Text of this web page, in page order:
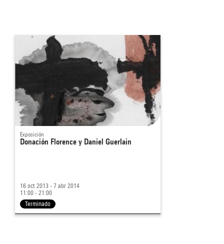
Exposición
Donación Florence y Daniel Guerlain
16 oct 2013 - 7 abr 2014
11:00 - 21:00
Terminado